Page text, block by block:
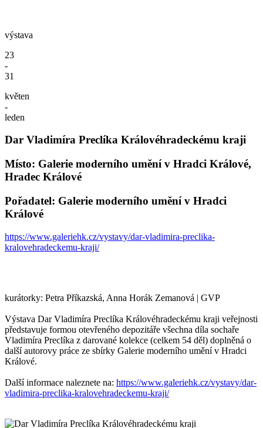
výstava
23
-
31
květen
-
leden
Dar Vladimíra Preclíka Královéhradeckému kraji
Místo: Galerie moderního umění v Hradci Králové,
Hradec Králové
Pořadatel: Galerie moderního umění v Hradci
Králové
https://www.galeriehk.cz/vystavy/dar-vladimira-preclika-
kralovehradeckemu-kraji/
kurátorky: Petra Příkazská, Anna Horák Zemanová | GVP
Výstava Dar Vladimíra Preclíka Královéhradeckému kraji veřejnosti
představuje formou otevřeného depozitáře všechna díla sochaře
Vladimíra Preclíka z darované kolekce (celkem 54 děl) doplněná o
další autorovy práce ze sbírky Galerie moderního umění v Hradci
Králové.
Další informace naleznete na: https://www.galeriehk.cz/vystavy/dar-
vladimira-preclika-kralovehradeckemu-kraji/